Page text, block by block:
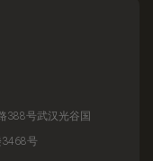
388号武汉光谷国
3468号